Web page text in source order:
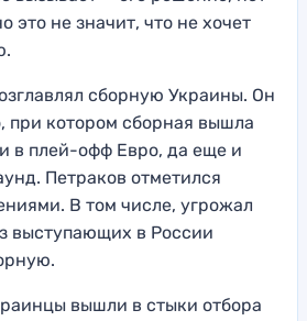
это не значит, что не хочет
сборную Украины. Он
при котором сборная вышла
в плей-офф Евро, да еще и
Петраков отметился
В том числе, угрожал
выступающих в России
вышли в стыки отбора